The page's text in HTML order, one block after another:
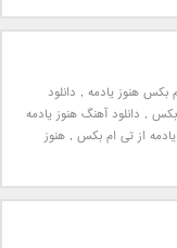
بکس هنوز یادمه , دانلود
بکس , دانلود آهنگ هنوز یادمه
از تی ام بکس , هنوز